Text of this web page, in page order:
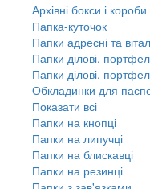
Архівні бокси і короби
Папка-куточок
Папки адресні та
Папки ділові,
Папки ділові,
Обкладинки для
Показати всі
Папки на кнопці
Папки на липучці
Папки на блискавці
Папки на резинці